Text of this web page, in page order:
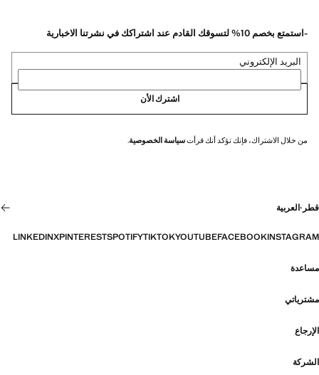
-استمتع بخصم 10% لتسوقك القادم عند اشتراكك في نشرتنا الاخبارية
البريد الإلكتروني
اشترك الأن
من خلال الاشتراك، فإنك تؤكد أنك قرأتسياسة الخصوصية.
قطر ·العربية
INSTAGRAM
FACEBOOK
YOUTUBE
TIKTOK
SPOTIFY
PINTEREST
X
LINKEDIN
مساعدة
مشترياتي
الإرجاع
الشركة